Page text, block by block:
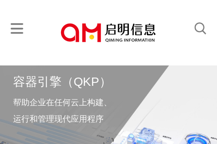
容器引擎（QKP）
帮助企业在任何云上构建、
运行和管理现代应用程序